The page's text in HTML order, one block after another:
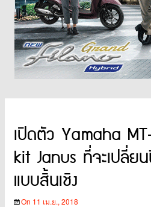
เปิดตัว Yamaha
kit Janus ที่จะเปลี่ย
แบบสิ้นเชิง
On 11 เม.ย., 2018